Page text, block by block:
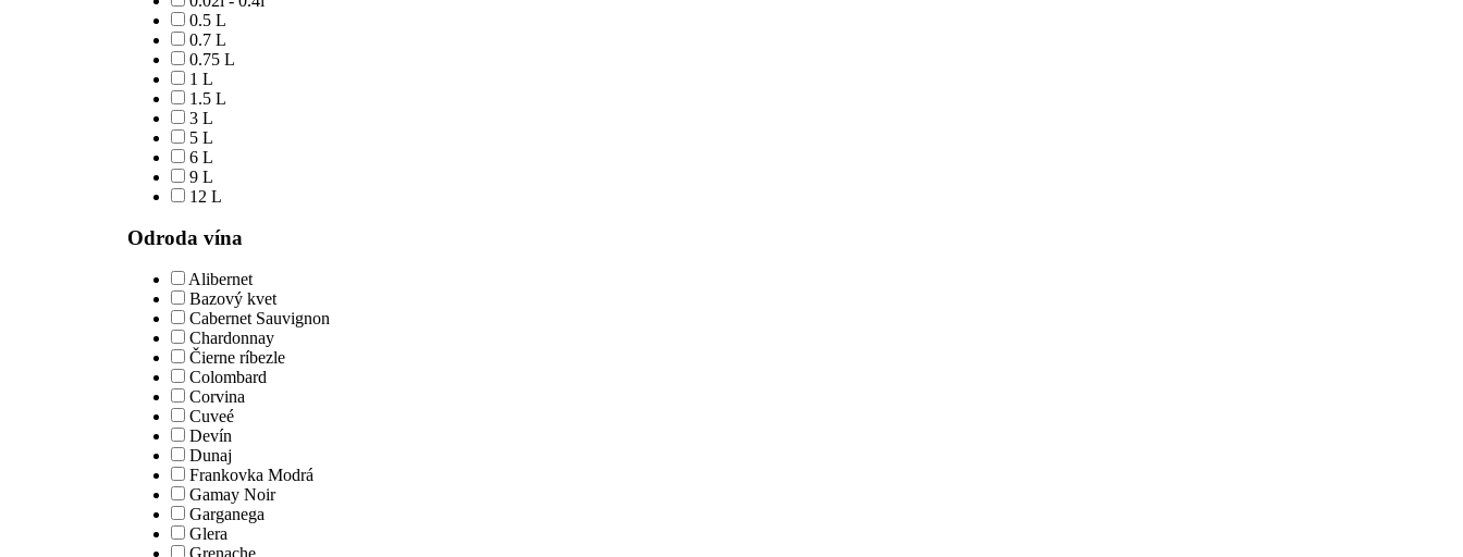
0.5 L
0.7 L
0.75 L
1 L
1.5 L
3 L
5 L
6 L
9 L
12 L
Odroda vína
Alibernet
Bazový kvet
Cabernet Sauvignon
Chardonnay
Čierne ríbezle
Colombard
Corvina
Cuveé
Devín
Dunaj
Frankovka Modrá
Gamay Noir
Garganega
Glera
Grenache